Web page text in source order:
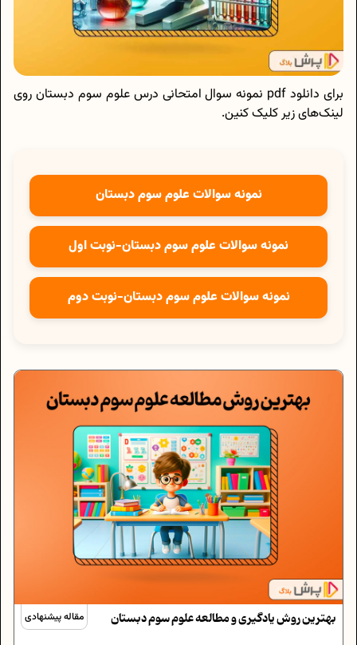
برای دانلود pdf نمونه سوال امتحانی درس علوم سوم دبستان روی
لینک‌های زیر کلیک کنین.
نمونه سوالات علوم سوم دبستان
نمونه سوالات علوم سوم دبستان-نوبت اول
نمونه سوالات علوم سوم دبستان-نوبت دوم
مقاله پیشنهادی بهترین روش یادگیری و مطالعه علوم سوم دبستان